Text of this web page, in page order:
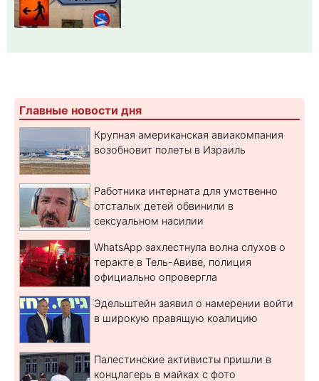
Главные новости дня
Крупная американская авиакомпания
возобновит полеты в Израиль
Работника интерната для умственно
отсталых детей обвинили в
сексуальном насилии
WhatsApp захлестнула волна слухов о
теракте в Тель-Авиве, полиция
официально опровергла
Эдельштейн заявил о намерении войти
в широкую правящую коалицию
Палестинские активисты пришли в
концлагерь в майках с фото